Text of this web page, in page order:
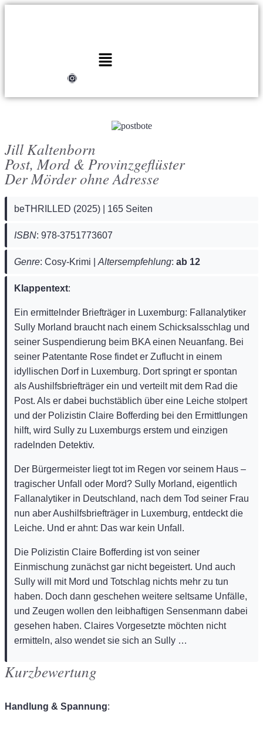
Jill Kaltenborn
Post, Mord & Provinzgeflüster
Der Mörder ohne Adresse
beTHRILLED (2025) | 165 Seiten
ISBN: 978-3751773607
Genre: Cosy-Krimi | Altersempfehlung: ab 12
Klappentext:
Ein ermittelnder Briefträger in Luxemburg: Fallanalytiker
Sully Morland braucht nach einem Schicksalsschlag und
seiner Suspendierung beim BKA einen Neuanfang. Bei
seiner Patentante Rose findet er Zuflucht in einem
idyllischen Dorf in Luxemburg. Dort springt er spontan
als Aushilfsbriefträger ein und verteilt mit dem Rad die
Post. Als er dabei buchstäblich über eine Leiche stolpert
und der Polizistin Claire Bofferding bei den Ermittlungen
hilft, wird Sully zu Luxemburgs erstem und einzigen
radelnden Detektiv.
Der Bürgermeister liegt tot im Regen vor seinem Haus –
tragischer Unfall oder Mord? Sully Morland, eigentlich
Fallanalytiker in Deutschland, nach dem Tod seiner Frau
nun aber Aushilfsbriefträger in Luxemburg, entdeckt die
Leiche. Und er ahnt: Das war kein Unfall.
Die Polizistin Claire Bofferding ist von seiner
Einmischung zunächst gar nicht begeistert. Und auch
Sully will mit Mord und Totschlag nichts mehr zu tun
haben. Doch dann geschehen weitere seltsame Unfälle,
und Zeugen wollen den leibhaftigen Sensenmann dabei
gesehen haben. Claires Vorgesetzte möchten nicht
ermitteln, also wendet sie sich an Sully …
Kurzbewertung
Handlung & Spannung: